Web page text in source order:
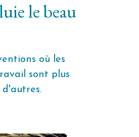
le beau
où les
sont plus